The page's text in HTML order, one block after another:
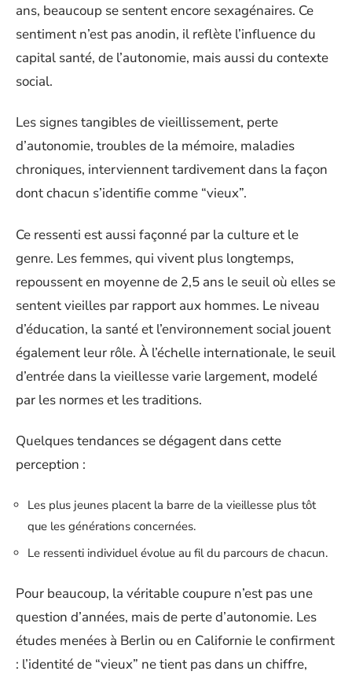
ans, beaucoup se sentent encore sexagénaires. Ce
sentiment n’est pas anodin, il reflète l’influence du
capital santé, de l’autonomie, mais aussi du contexte
social.
Les signes tangibles de vieillissement, perte
d’autonomie, troubles de la mémoire, maladies
chroniques, interviennent tardivement dans la façon
dont chacun s’identifie comme “vieux”.
Ce ressenti est aussi façonné par la culture et le
genre. Les femmes, qui vivent plus longtemps,
repoussent en moyenne de 2,5 ans le seuil où elles se
sentent vieilles par rapport aux hommes. Le niveau
d’éducation, la santé et l’environnement social jouent
également leur rôle. À l’échelle internationale, le seuil
d’entrée dans la vieillesse varie largement, modelé
par les normes et les traditions.
Quelques tendances se dégagent dans cette
perception :
Les plus jeunes placent la barre de la vieillesse plus tôt
que les générations concernées.
Le ressenti individuel évolue au fil du parcours de chacun.
Pour beaucoup, la véritable coupure n’est pas une
question d’années, mais de perte d’autonomie. Les
études menées à Berlin ou en Californie le confirment
: l’identité de “vieux” ne tient pas dans un chiffre,